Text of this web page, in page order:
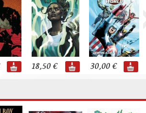
18,50 € 30,00 €